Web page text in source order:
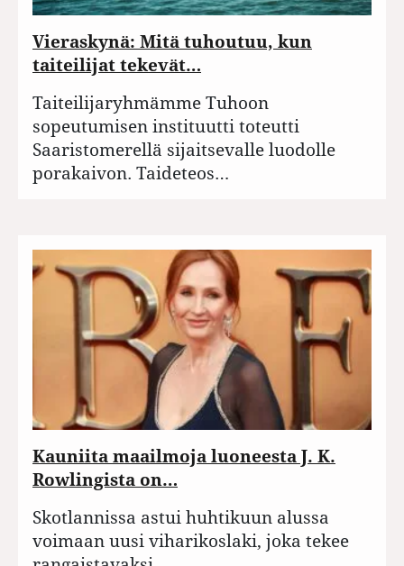
Vieraskynä: Mitä tuhoutuu, kun
taiteilijat tekevät…
Taiteilijaryhmämme Tuhoon
sopeutumisen instituutti toteutti
Saaristomerellä sijaitsevalle luodolle
porakaivon. Taideteos…
Kauniita maailmoja luoneesta J. K.
Rowlingista on…
Skotlannissa astui huhtikuun alussa
voimaan uusi viharikoslaki, joka tekee